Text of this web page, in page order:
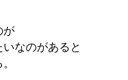
が
いなのがあると